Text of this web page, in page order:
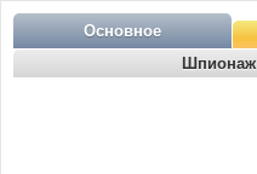
Основное
Шпионаж